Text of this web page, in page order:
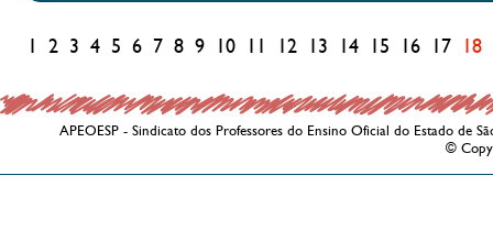
2 3 4 5 6 7 8 9 10 12 13 14 15 16 17 18
APEOESP - Sindicato dos Professores do Ensino Oficial do Estado de
©